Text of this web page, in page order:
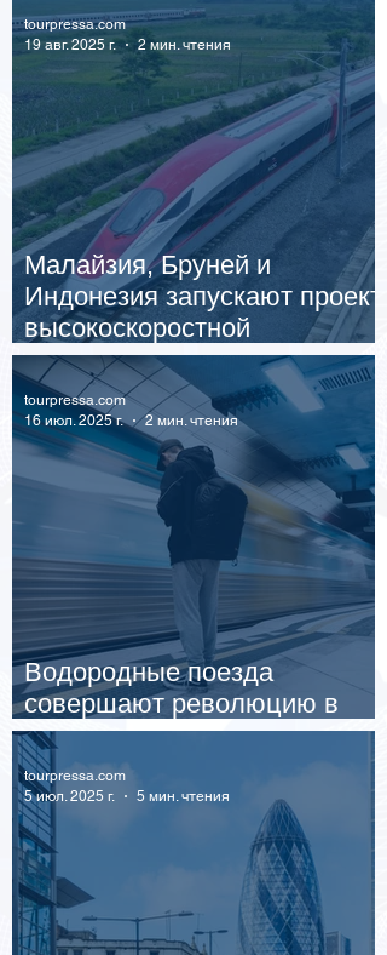
Малайзия, Бруней и
Индонезия запускают проект
высокоскоростной
магистрали через Борнео
tourpressa.com
19 авг. 2025 г.
2 мин. чтения
Водородные поезда
совершают революцию в
США
tourpressa.com
16 июл. 2025 г.
2 мин. чтения
tourpressa.com
5 июл. 2025 г.
5 мин. чтения